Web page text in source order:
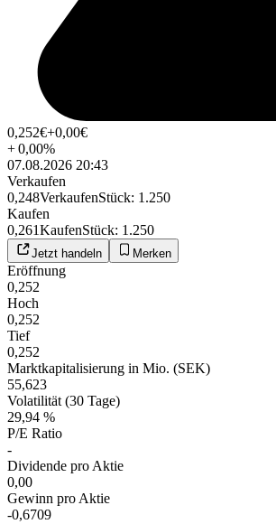
0,252€+0,00€
+0,00%
07.08.2026 20:43
Verkaufen
0,248VerkaufenStück: 1.250
Kaufen
0,261KaufenStück: 1.250
Jetzt handeln Merken
Eröffnung
0,252
Hoch
0,252
Tief
0,252
Marktkapitalisierung in Mio. (SEK)
55,623
Volatilität (30 Tage)
29,94 %
P/E Ratio
-
Dividende pro Aktie
0,00
Gewinn pro Aktie
-0,6709